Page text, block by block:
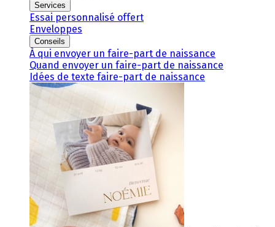
Services
Essai personnalisé offert
Enveloppes
Conseils
À qui envoyer un faire-part de naissance
Quand envoyer un faire-part de naissance
Idées de texte faire-part de naissance